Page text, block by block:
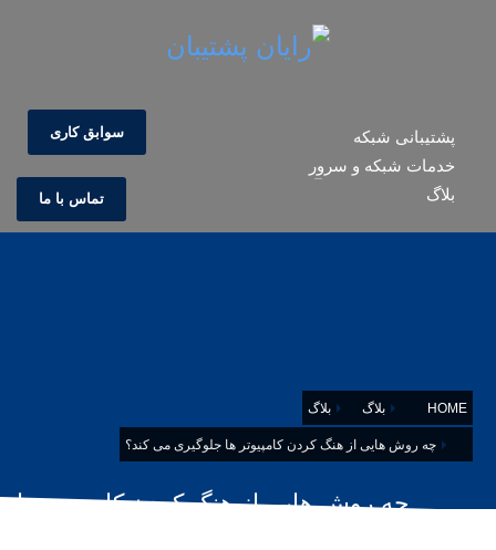
پشتیبانی شبکه
خدمات شبکه و سرور
بلاگ
سوابق کاری
تماس با ما
HOME بلاگ بلاگ
چه روش هایی از هنگ کردن کامپیوتر ها جلوگیری می کند؟
چه روش هایی از هنگ کردن کامپیوتر ها